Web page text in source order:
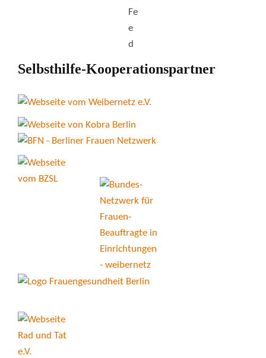
Selbsthilfe-Kooperationspartner